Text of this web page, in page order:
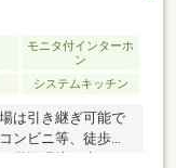
モニタ付インターホ
ン
システムキッチン
は引き継ぎ可能で
ンビニ等、徒歩圏
≪周辺環境≫◇トラ